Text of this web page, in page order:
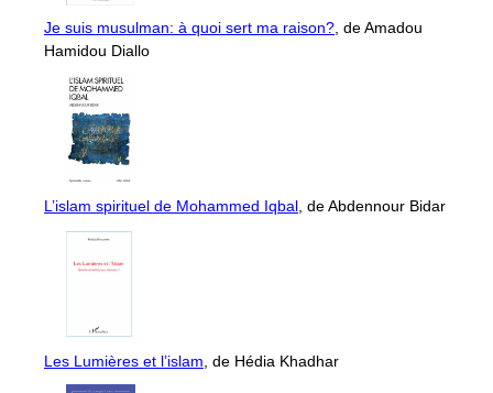
Je suis musulman: à quoi sert ma raison?, de Amadou
Hamidou Diallo
L’islam spirituel de Mohammed Iqbal, de Abdennour Bidar
Les Lumières et l’islam, de Hédia Khadhar